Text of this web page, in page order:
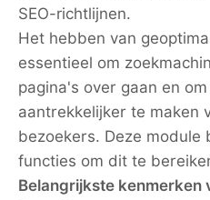
SEO-richtlijnen.
Het hebben van
essentieel om
pagina's over gaan en
aantrekkelijker te maken
bezoekers. Deze module
functies om dit te
Belangrijkste kenmerken